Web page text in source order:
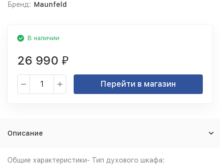
Бренд: Maunfeld
В наличии
26 990 ₽
Перейти в магазин
Описание
Общие характеристики- Тип духового шкафа: